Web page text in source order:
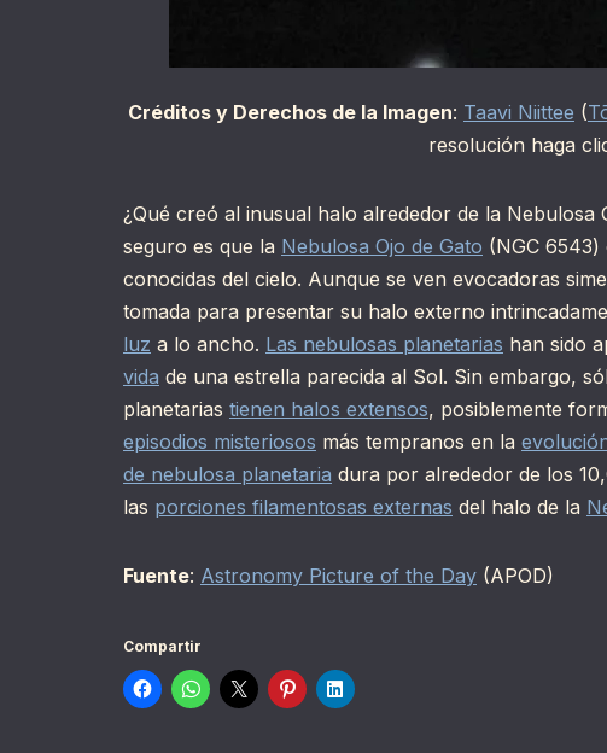
Créditos y Derechos de la Imagen: Taavi Niittee (
resolución haga
¿Qué creó al inusual halo alrededor de la Nebulosa
seguro es que la Nebulosa Ojo de Gato (NGC 6543)
conocidas del cielo. Aunque se ven evocadoras
tomada para presentar su halo externo
luz a lo ancho. Las nebulosas planetarias han sido
vida de una estrella parecida al Sol. Sin embargo,
planetarias tienen halos extensos, posiblemente
episodios misteriosos más tempranos en la
de nebulosa planetaria dura por alrededor de los
las porciones filamentosas externas del halo de la
Fuente: Astronomy Picture of the Day (APOD)
Compartir